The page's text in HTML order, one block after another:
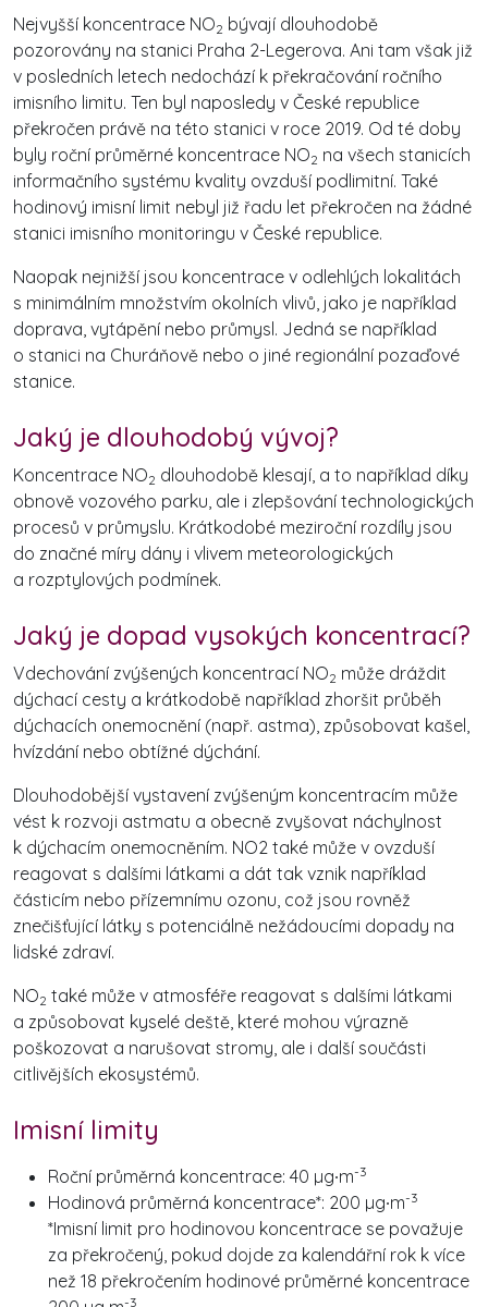
Nejvyšší koncentrace NO2 bývají dlouhodobě
pozorovány na stanici Praha 2-Legerova. Ani tam však již
v posledních letech nedochází k překračování ročního
imisního limitu. Ten byl naposledy v České republice
překročen právě na této stanici v roce 2019. Od té doby
byly roční průměrné koncentrace NO2 na všech stanicích
informačního systému kvality ovzduší podlimitní. Také
hodinový imisní limit nebyl již řadu let překročen na žádné
stanici imisního monitoringu v České republice.
Naopak nejnižší jsou koncentrace v odlehlých lokalitách
s minimálním množstvím okolních vlivů, jako je například
doprava, vytápění nebo průmysl. Jedná se například
o stanici na Churáňově nebo o jiné regionální pozaďové
stanice.
Jaký je dlouhodobý vývoj?
Koncentrace NO2 dlouhodobě klesají, a to například díky
obnově vozového parku, ale i zlepšování technologických
procesů v průmyslu. Krátkodobé meziroční rozdíly jsou
do značné míry dány i vlivem meteorologických
a rozptylových podmínek.
Jaký je dopad vysokých koncentrací?
Vdechování zvýšených koncentrací NO2 může dráždit
dýchací cesty a krátkodobě například zhoršit průběh
dýchacích onemocnění (např. astma), způsobovat kašel,
hvízdání nebo obtížné dýchání.
Dlouhodobější vystavení zvýšeným koncentracím může
vést k rozvoji astmatu a obecně zvyšovat náchylnost
k dýchacím onemocněním. NO2 také může v ovzduší
reagovat s dalšími látkami a dát tak vznik například
částicím nebo přízemnímu ozonu, což jsou rovněž
znečišťující látky s potenciálně nežádoucími dopady na
lidské zdraví.
NO2 také může v atmosféře reagovat s dalšími látkami
a způsobovat kyselé deště, které mohou výrazně
poškozovat a narušovat stromy, ale i další součásti
citlivějších ekosystémů.
Imisní limity
Roční průměrná koncentrace: 40 µg∙m-3
Hodinová průměrná koncentrace*: 200 µg∙m-3
*Imisní limit pro hodinovou koncentrace se považuje
za překročený, pokud dojde za kalendářní rok k více
než 18 překročením hodinové průměrné koncentrace
-3